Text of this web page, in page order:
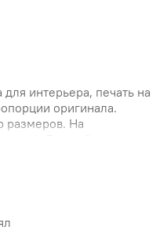
интерьера, печать на
оригинала.
размеров. На
оформления в багет.
ценителей живописи.
картин и уделяем
и сохранению